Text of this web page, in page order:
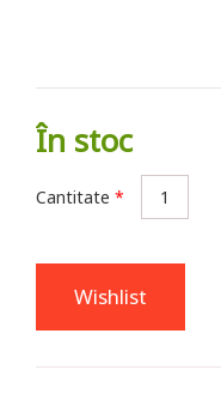
În stoc
Cantitate *
Wishlist